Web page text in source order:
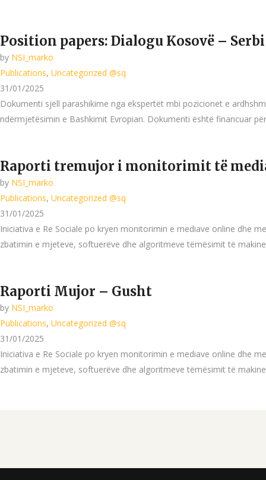
Position papers: Dialogu Kosovë – Serbi
by NSI_marko
Publications, Uncategorized @sq
31/01/2025
Dokumenti sjell parashikime nga ekspertët mbi pozicionet e
ndërmjetësimin e Bashkimit Evropian. Dokumenti është financuar
Raporti tremujor i monitorimit të
by NSI_marko
Publications, Uncategorized @sq
31/01/2025
Iniciativa e Re Sociale po kryen monitorimin e mediave online dhe
zbatimin e mjeteve, softuerëve dhe algoritmeve tëmësimit të
Raporti Mujor – Gusht
by NSI_marko
Publications, Uncategorized @sq
31/01/2025
Iniciativa e Re Sociale po kryen monitorimin e mediave online dhe
zbatimin e mjeteve, softuerëve dhe algoritmeve tëmësimit të